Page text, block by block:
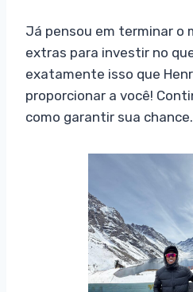
Já pensou em terminar o
extras para investir no
exatamente isso que
proporcionar a você!
como garantir sua chance.